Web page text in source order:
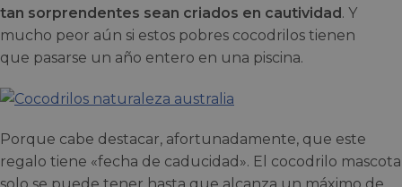
tan sorprendentes sean criados en cautividad. Y
mucho peor aún si estos pobres cocodrilos tienen
que pasarse un año entero en una piscina.
Porque cabe destacar, afortunadamente, que este
regalo tiene «fecha de caducidad». El cocodrilo mascota